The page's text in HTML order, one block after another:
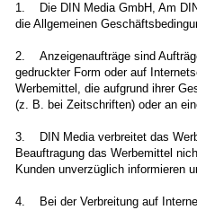
1. Die DIN Media GmbH, Am
die Allgemeinen
2. Anzeigenaufträge sind
gedruckter Form oder auf
Werbemittel, die aufgrund ihrer
(z. B. bei Zeitschriften) oder an
3. DIN Media verbreitet das
Beauftragung das Werbemittel
Kunden unverzüglich informieren
4. Bei der Verbreitung auf